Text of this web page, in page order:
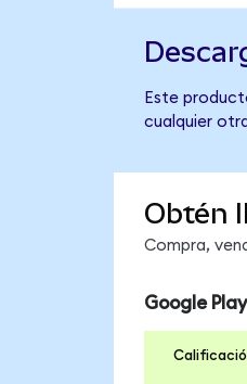
Este
cualquier
Obtén
Compra,
Google Play